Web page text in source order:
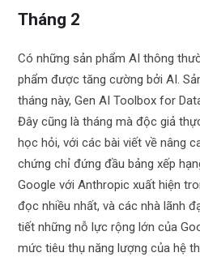
Tháng 2
Có những sản phẩm AI thông
phẩm được tăng cường bởi AI.
tháng này, Gen AI Toolbox for
Đây cũng là tháng mà độc giả
học hỏi, với các bài viết về nâng
chứng chỉ đứng đầu bảng xếp
Google với Anthropic xuất hiện
đọc nhiều nhất, và các nhà lãnh
tiết những nỗ lực rộng lớn của
mức tiêu thụ năng lượng của hệ